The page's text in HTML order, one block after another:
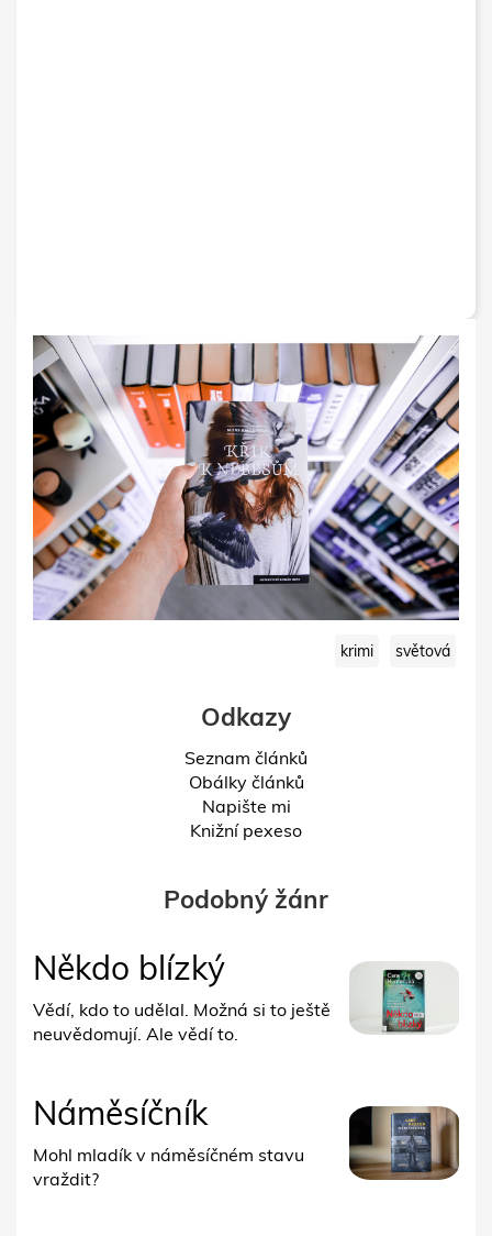
krimi světová
Odkazy
Seznam článků
Obálky článků
Napište mi
Knižní pexeso
Podobný žánr
Někdo blízký
Vědí, kdo to udělal. Možná si to ještě
neuvědomují. Ale vědí to.
Náměsíčník
Mohl mladík v náměsíčném stavu
vraždit?